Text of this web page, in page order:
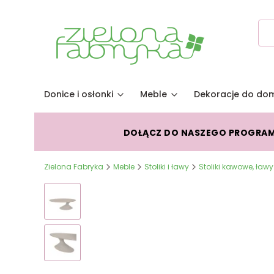
Donice i osłonki Meble Dekoracje do
DOŁĄCZ DO NASZEGO
Zielona Fabryka Meble Stoliki i ławy Stoliki kawowe, ławy